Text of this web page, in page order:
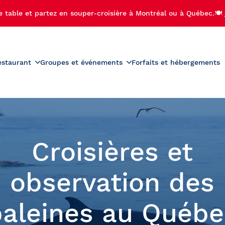
table et partez en souper-croisière à Montréal ou à Québec.🍽️
Île
Groupes et événements
croisière
aux feux d'artifice
privée avec feux
Activités préscolaires
Sorties de camps de jour
Voyages étudiants
Forfaits et hébergements
Croisières et
observation des
au